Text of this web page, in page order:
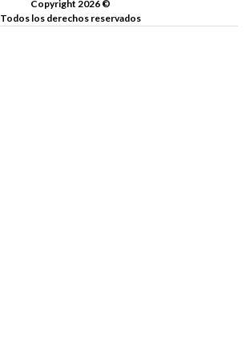
Copyright 2026 ©
Todos los derechos reservados